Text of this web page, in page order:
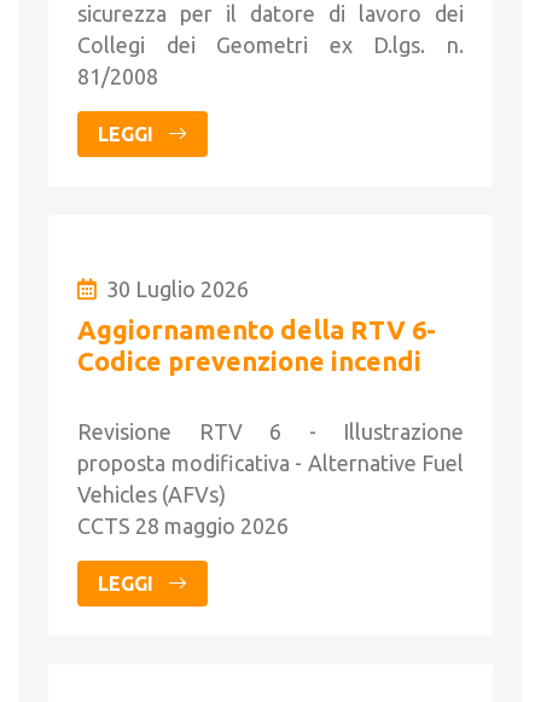
sicurezza per il datore di lavoro dei
Collegi dei Geometri ex D.lgs. n.
81/2008
LEGGI
30 Luglio 2026
Aggiornamento della RTV 6-
Codice prevenzione incendi
Revisione RTV 6 - Illustrazione
proposta modificativa - Alternative Fuel
Vehicles (AFVs)
CCTS 28 maggio 2026
LEGGI